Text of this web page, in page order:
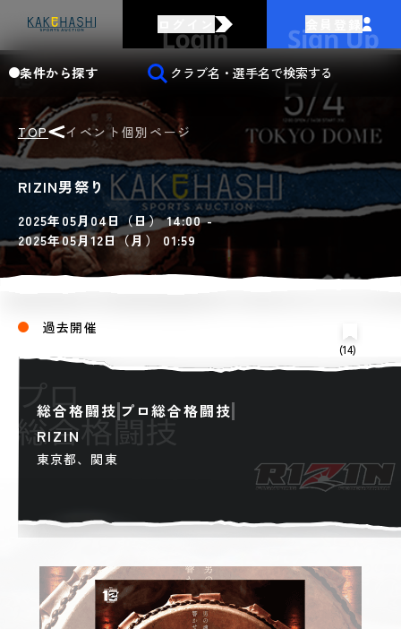
条件から探す
TOP イベント個別ページ
RIZIN男祭り
2025年05月04日（日） 14:00 -
2025年05月12日（月） 01:59
過去開催
(14)
総合格闘技 プロ総合格闘技
RIZIN
東京都、関東